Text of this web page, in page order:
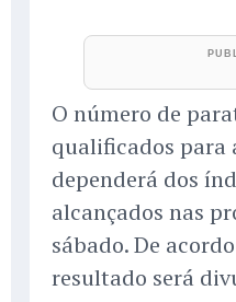
O número de
qualificados para
dependerá dos
alcançados nas
sábado. De
resultado será